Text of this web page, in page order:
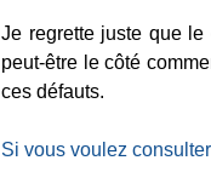
Je regrette juste que
peut-être le côté
ces défauts.
Si vous voulez